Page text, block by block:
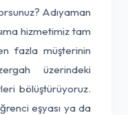
Adıyaman
hizmetimiz tam
fazla müşterinin
üzerindeki
bölüştürüyoruz.
eşyası ya da